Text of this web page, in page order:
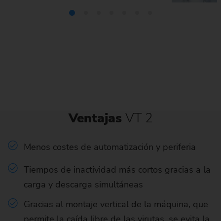
Ventajas VT 2
Menos costes de automatización y periferia
Tiempos de inactividad más cortos gracias a la
carga y descarga simultáneas
Gracias al montaje vertical de la máquina, que